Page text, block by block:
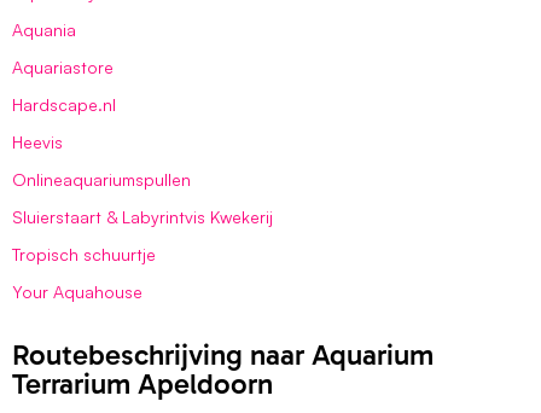
Aquania
Aquariastore
Hardscape.nl
Heevis
Onlineaquariumspullen
Sluierstaart & Labyrintvis Kwekerij
Tropisch schuurtje
Your Aquahouse
Routebeschrijving naar Aquarium
Terrarium Apeldoorn